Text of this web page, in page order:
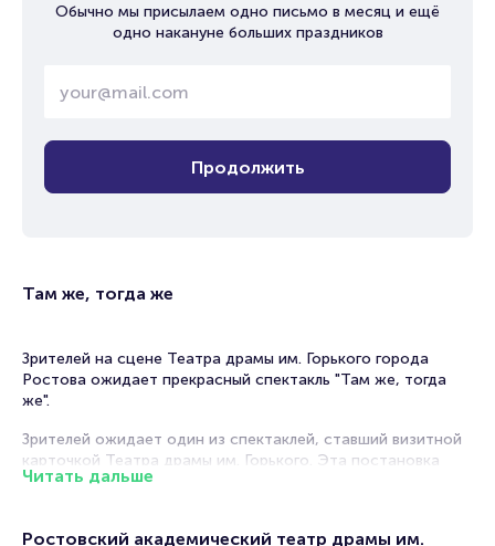
Обычно мы присылаем одно письмо в месяц и ещё
одно накануне больших праздников
Продолжить
Там же, тогда же
Зрителей на сцене Театра драмы им. Горького города
Ростова ожидает прекрасный спектакль "Там же, тогда
же".
Зрителей ожидает один из спектаклей, ставший визитной
карточкой Театра драмы им. Горького. Эта постановка
насыщена метафорами, неожиданными, оригинальными
Читать дальше
Ростовский академический театр драмы им.